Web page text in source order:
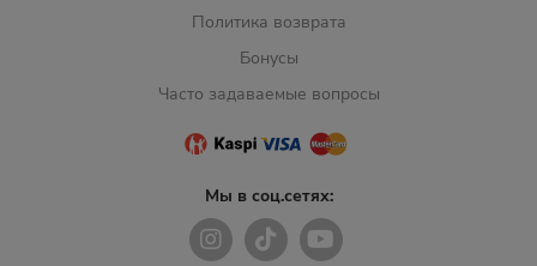
Политика возврата
Бонусы
Часто задаваемые вопросы
Мы в соц.сетях: